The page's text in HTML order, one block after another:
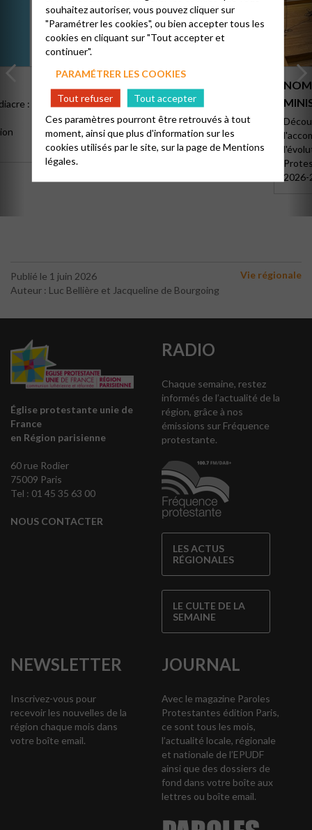
:
JUIN 2026
Réuni du 19 au 21 juin 2026, voici les points
essentiels à retenir pour ce dernier Conseil
National.
2026-
Publié le 1 juin 2026
Auteur : Luc Bellière et Jacqueline de Bourgoing
Vie régionale
Église protestante unie de
France
en Région parisienne
60 rue Rodier
75009 Paris
Tel : 01 45 35 63 00
NOUS CONTACTER
RADIO
Chaque semaine, restez
informés de l’actualité de la
région, grâce à nos
émissions sur Fréquence
protestante.
LES ACTUS
RÉGIONALES
LE CULTE DE LA
SEMAINE
NEWSLETTER
Inscrivez-vous pour
recevoir les nouvelles de la
région chaque mois dans
votre boîte email.
JOURNAL
Avec le magazine Paroles
Protestantes édition Paris,
ce sont tous les mois,
l’actualité locale, régionale
et nationale de l’EPUDF
ainsi que des dossiers de
fond dans votre boîte aux
lettres ou boîte email.
souhaitez autoriser, vous pouvez cliquer sur
"Paramétrer les cookies", ou bien accepter tous les
cookies en cliquant sur "Tout accepter et
continuer".
PARAMÉTRER LES COOKIES
Tout refuser
Tout accepter
Ces paramètres pourront être retrouvés à tout
moment, ainsi que plus d'information sur les
cookies utilisés par le site, sur la page deMentions
légales.